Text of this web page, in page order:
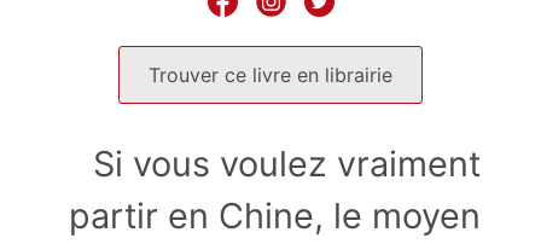
Trouver ce livre en librairie
Si vous voulez vraiment
partir en Chine, le moyen